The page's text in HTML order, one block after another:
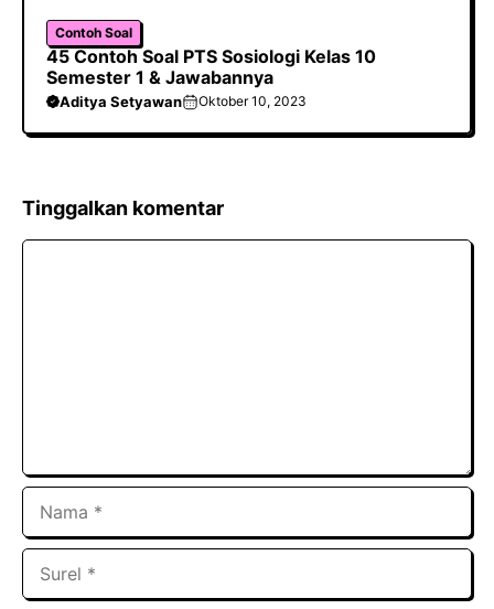
Contoh Soal
45 Contoh Soal PTS Sosiologi Kelas 10
Semester 1 & Jawabannya
Aditya Setyawan Oktober 10, 2023
Tinggalkan komentar
Komentar
Nama
Surel